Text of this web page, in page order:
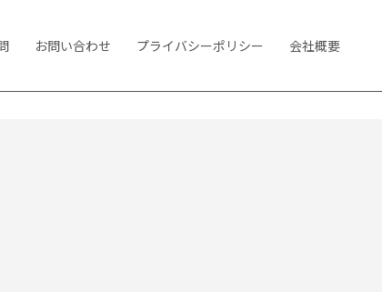
お問い合わせ プライバシーポリシー 会社概要